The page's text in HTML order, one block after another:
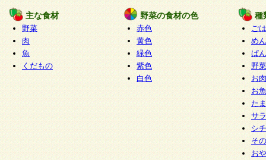
主な食材
野菜
肉
魚
くだもの
野菜の食材の色
赤色
黄色
緑色
紫色
白色
種
ご
めん
ぱん
野
お
お
た
サ
シ
そ
お